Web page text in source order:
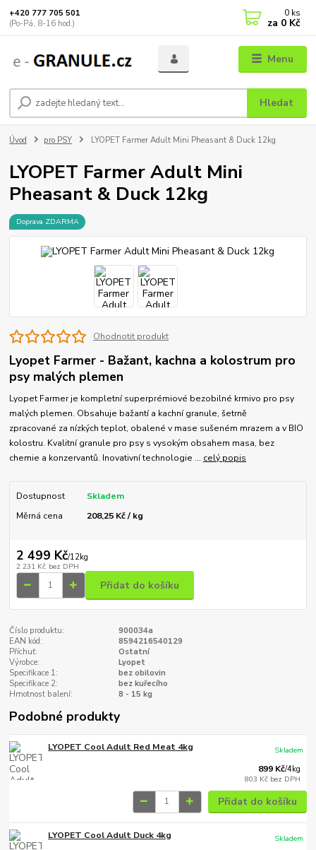
Menu
Hledat
+420 777 705 501
(Po-Pá, 8-16 hod.)
0 ks
za 0 Kč
Úvod pro PSY LYOPET Farmer Adult Mini Pheasant & Duck 12kg
LYOPET Farmer Adult Mini
Pheasant & Duck 12kg
Doprava ZDARMA
Ohodnotit produkt
Lyopet Farmer - Bažant, kachna a kolostrum pro
psy malých plemen
Lyopet Farmer je kompletní superprémiové bezobilné krmivo pro psy
malých plemen. Obsahuje bažantí a kachní granule, šetrně
zpracované za nízkých teplot, obalené v mase sušeném mrazem a v BIO
kolostru. Kvalitní granule pro psy s vysokým obsahem masa, bez
chemie a konzervantů. Inovativní technologie ... celý popis
Dostupnost
Skladem
Měrná cena
208,25 Kč / kg
2 499 Kč/12kg
2 231 Kč bez DPH
Přidat do košíku
Číslo produktu:
900034a
EAN kód:
8594216540129
Příchuť:
Ostatní
Výrobce:
Lyopet
Specifikace 1:
bez obilovin
Specifikace 2:
bez kuřecího
Hmotnost balení:
8 - 15 kg
Podobné produkty
LYOPET Cool Adult Red Meat 4kg
899 Kč/4kg
803 Kč bez DPH
Skladem
Přidat do košíku
LYOPET Cool Adult Duck 4kg
Skladem